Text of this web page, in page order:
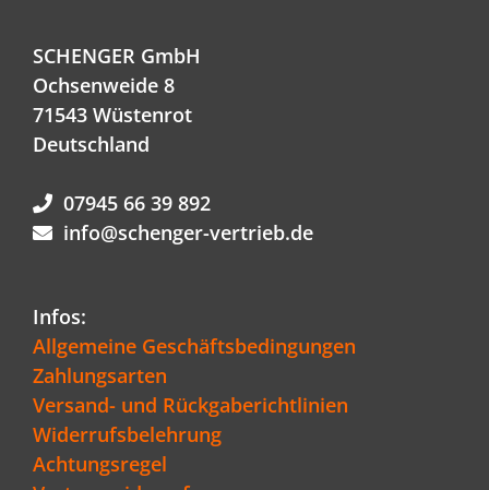
SCHENGER GmbH
Ochsenweide 8
71543 Wüstenrot
Deutschland
07945 66 39 892
info@schenger-vertrieb.de
Infos:
Allgemeine Geschäftsbedingungen
Zahlungsarten
Versand- und Rückgaberichtlinien
Widerrufsbelehrung
Achtungsregel